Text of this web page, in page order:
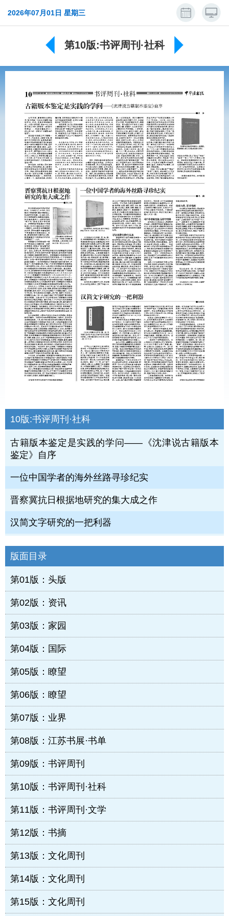
2026年07月01日 星期三
第10版:书评周刊·社科
10版:书评周刊·社科
古籍版本鉴定是实践的学问——《沈津说古籍版本
鉴定》自序
一位中国学者的海外丝路寻珍纪实
晋察冀抗日根据地研究的集大成之作
汉简文字研究的一把利器
版面目录
第01版：头版
第02版：资讯
第03版：家园
第04版：国际
第05版：瞭望
第06版：瞭望
第07版：业界
第08版：江苏书展·书单
第09版：书评周刊
第10版：书评周刊·社科
第11版：书评周刊·文学
第12版：书摘
第13版：文化周刊
第14版：文化周刊
第15版：文化周刊